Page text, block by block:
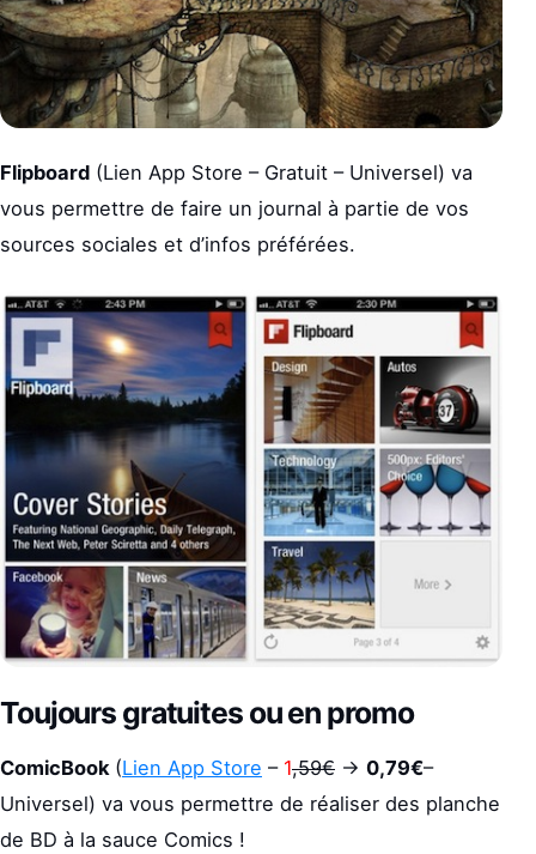
Flipboard (Lien App Store – Gratuit – Universel) va
vous permettre de faire un journal à partie de vos
sources sociales et d’infos préférées.
Toujours gratuites ou en promo
ComicBook (Lien App Store – 1,59€ -> 0,79€–
Universel) va vous permettre de réaliser des planche
de BD à la sauce Comics !